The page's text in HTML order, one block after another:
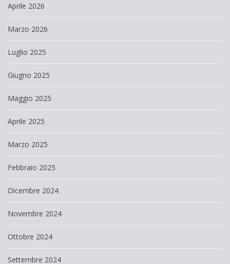
Aprile 2026
Marzo 2026
Luglio 2025
Giugno 2025
Maggio 2025
Aprile 2025
Marzo 2025
Febbraio 2025
Dicembre 2024
Novembre 2024
Ottobre 2024
Settembre 2024